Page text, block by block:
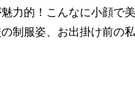
力的！こんなに小顔で
制服姿、お出掛け前の